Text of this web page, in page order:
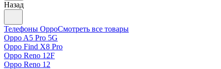
Назад
Телефоны OppoСмотреть все товары
Oppo A5 Pro 5G
Oppo Find X8 Pro
Oppo Reno 12F
Oppo Reno 12